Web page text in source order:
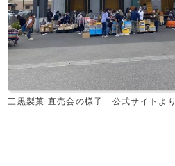
三黒製菓 直売会の様子 公式サイトより